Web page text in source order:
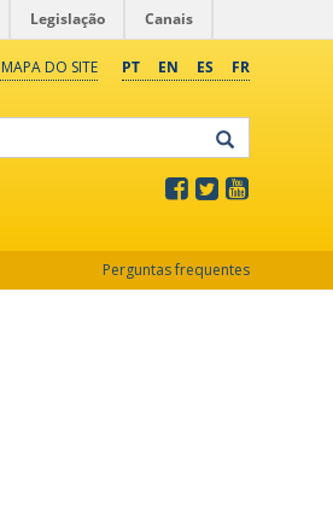
Legislação Canais
PT EN ES FR
MAPA DO SITE
Perguntas frequentes